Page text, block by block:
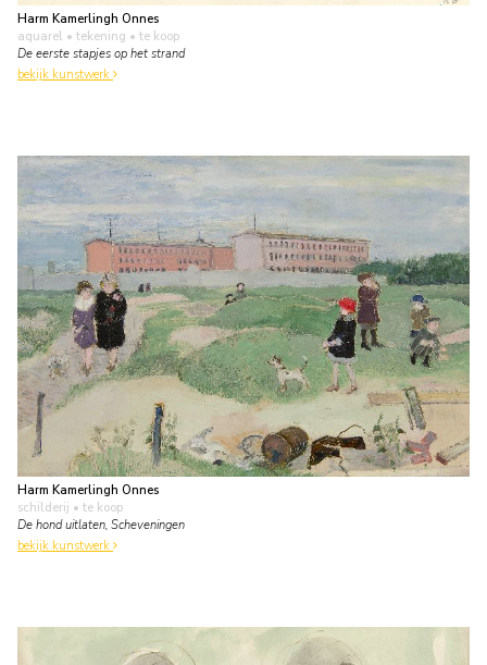
Harm Kamerlingh Onnes
aquarel • tekening • te koop
De eerste stapjes op het strand
bekijk kunstwerk
Harm Kamerlingh Onnes
schilderij • te koop
De hond uitlaten, Scheveningen
bekijk kunstwerk